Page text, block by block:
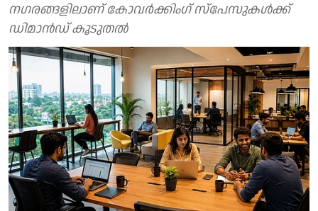
നഗരങ്ങളിലാണ് കോവര്‍ക്കിംഗ് സ്‌പേസുകള്‍ക്ക്
ഡിമാന്‍ഡ് കൂടുതല്‍